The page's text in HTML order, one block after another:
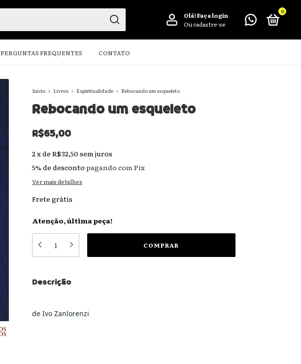
Olá!Faça login
Ou cadastre-se
0
PERGUNTAS FREQUENTES CONTATO
Início > Livros > Espiritualidade > Rebocando um esqueleto
Rebocando um esqueleto
R$65,00
2xde R$32,50 sem juros
5% de desconto pagando com Pix
Ver mais detalhes
Frete grátis
Atenção, última peça!
Descrição
de Ivo Zanlorenzi